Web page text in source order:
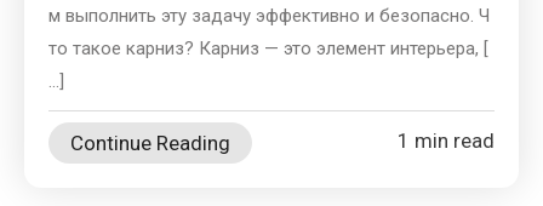
м выполнить эту задачу эффективно и безопасно. Ч
то такое карниз? Карниз — это элемент интерьера, [
…]
Continue Reading 1 min read